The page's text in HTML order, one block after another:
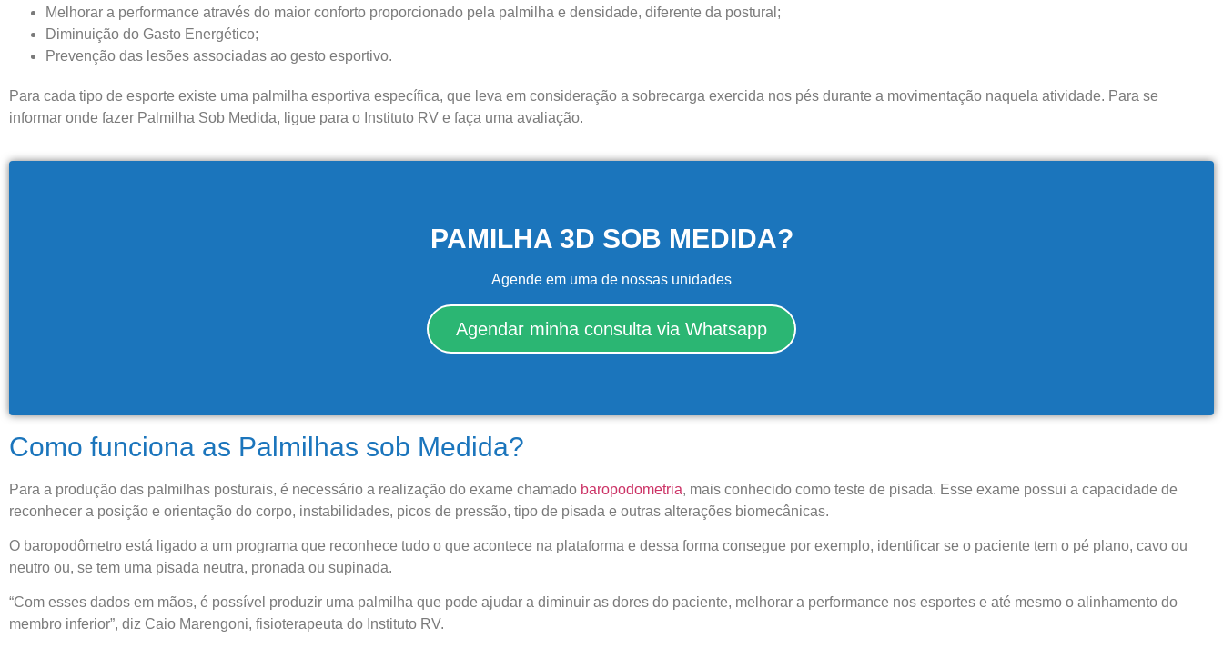
Melhorar a performance através do maior conforto proporcionado pela palmilha e densidade, diferente da postural;
Diminuição do Gasto Energético;
Prevenção das lesões associadas ao gesto esportivo.
Para cada tipo de esporte existe uma palmilha esportiva específica, que leva em consideração a sobrecarga exercida nos pés durante a movimentação naquela atividade. Para se
informar onde fazer Palmilha Sob Medida, ligue para o Instituto RV e faça uma avaliação.
PAMILHA 3D SOB MEDIDA?
Agende em uma de nossas unidades
Agendar minha consulta via Whatsapp
Como funciona as Palmilhas sob Medida?​
Para a produção das palmilhas posturais, é necessário a realização do exame chamado baropodometria, mais conhecido como teste de pisada. Esse exame possui a capacidade de
reconhecer a posição e orientação do corpo, instabilidades, picos de pressão, tipo de pisada e outras alterações biomecânicas.
O baropodômetro está ligado a um programa que reconhece tudo o que acontece na plataforma e dessa forma consegue por exemplo, identificar se o paciente tem o pé plano, cavo ou
neutro ou, se tem uma pisada neutra, pronada ou supinada.
“Com esses dados em mãos, é possível produzir uma palmilha que pode ajudar a diminuir as dores do paciente, melhorar a performance nos esportes e até mesmo o alinhamento do
membro inferior”, diz Caio Marengoni, fisioterapeuta do Instituto RV.
Central de atendimento
coluna e nossos profissionais indicarão qual o melhor caminho a ser